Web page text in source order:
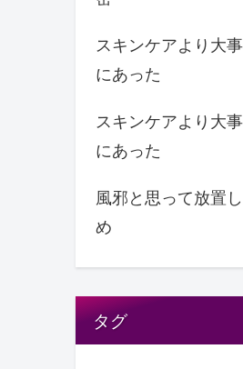
スキンケアより大
にあった
スキンケアより大
にあった
風邪と思って放置
め
タグ